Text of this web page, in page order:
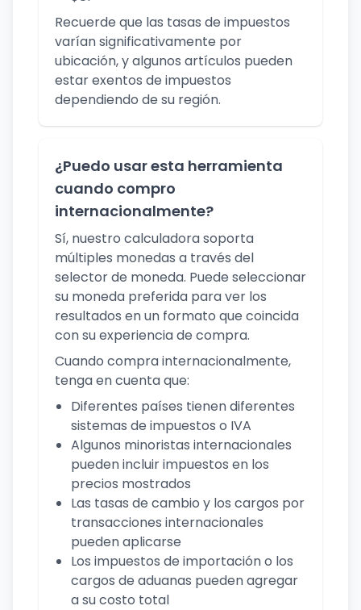
Recuerde que las tasas de impuestos
varían significativamente por
ubicación, y algunos artículos pueden
estar exentos de impuestos
dependiendo de su región.
¿Puedo usar esta herramienta
cuando compro
internacionalmente?
Sí, nuestro calculadora soporta
múltiples monedas a través del
selector de moneda. Puede seleccionar
su moneda preferida para ver los
resultados en un formato que coincida
con su experiencia de compra.
Cuando compra internacionalmente,
tenga en cuenta que:
Diferentes países tienen diferentes
sistemas de impuestos o IVA
Algunos minoristas internacionales
pueden incluir impuestos en los
precios mostrados
Las tasas de cambio y los cargos por
transacciones internacionales
pueden aplicarse
Los impuestos de importación o los
cargos de aduanas pueden agregar
a su costo total